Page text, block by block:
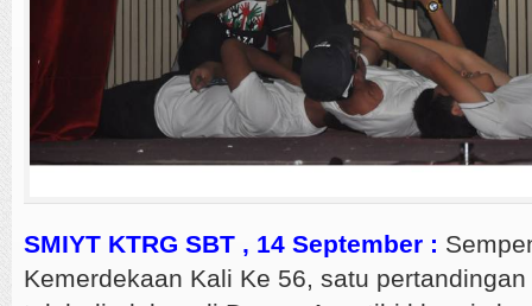
SMIYT KTRG SBT , 14 September :
Kemerdekaan Kali Ke 56, satu